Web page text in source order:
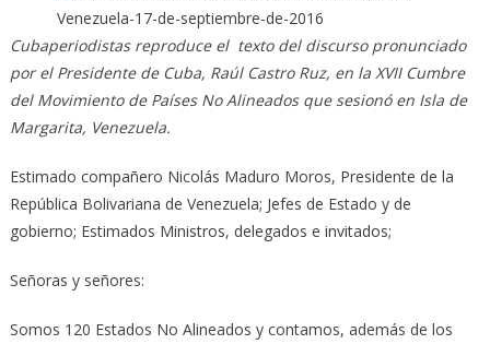
que
tenemos
por
la
unidad
Cubaperiodistas reproduce el texto del discurso pronunciado
por el Presidente de Cuba, Raúl Castro Ruz, en la XVII Cumbre
del Movimiento de Países No Alineados que sesionó en Isla de
Margarita, Venezuela.
Estimado compañero Nicolás Maduro Moros, Presidente de la
República Bolivariana de Venezuela; Jefes de Estado y de
gobierno; Estimados Ministros, delegados e invitados;
Señoras y señores:
Somos 120 Estados No Alineados y contamos, además de los